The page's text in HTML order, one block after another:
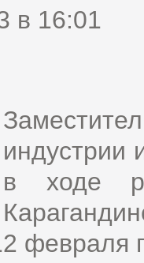
в 16:01
индустрии
в ходе
февраля